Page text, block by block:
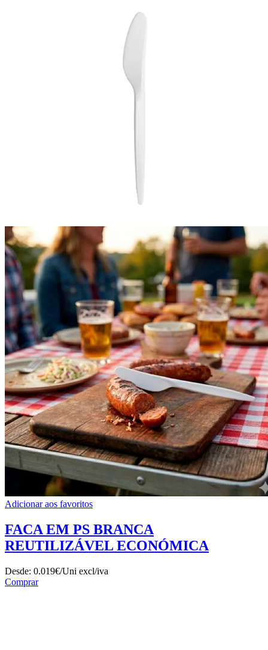
Adicionar aos favoritos
FACA EM PS BRANCA
REUTILIZÁVEL ECONÓMICA
Desde: 0.019€/Uni excl/iva
Comprar